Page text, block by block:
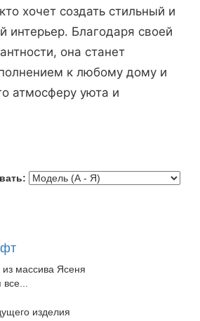
хочет создать стильный и
интерьер. Благодаря своей
она станет
к любому дому и
атмосферу уюта и
массива Ясеня
изделия